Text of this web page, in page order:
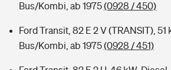
Bus/Kombi, ab 1975(0928 / 450)
Ford Transit, 82 E 2 V (TRANSIT), 51
Bus/Kombi, ab 1975(0928 / 451)